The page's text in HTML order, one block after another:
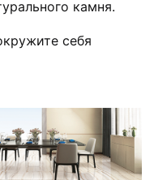
камня.
себя